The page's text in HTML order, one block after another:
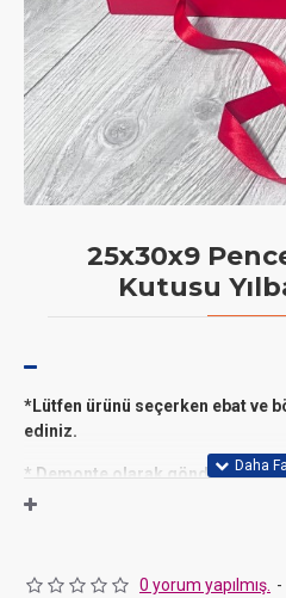
25x30x9
Kutusu
*Lütfen ürünü seçerken ebat ve
ediniz.
* D emonte olarak
ALICI'ya aittir.
* 25x30x9 cm ölçülerinde karton
0 yorum yapılmış. -